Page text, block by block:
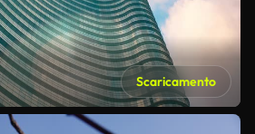
Scaricamento